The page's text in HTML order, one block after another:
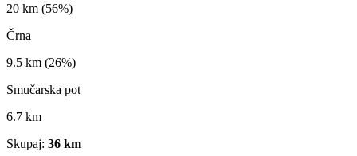
20 km (56%)
Črna
9.5 km (26%)
Smučarska pot
6.7 km
Skupaj: 36 km